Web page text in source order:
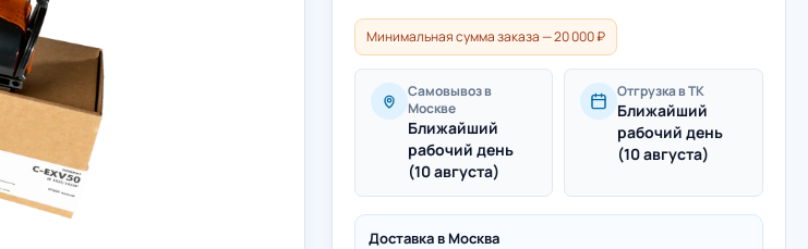
Минимальная сумма заказа — 20 000 ₽
Самовывоз в
Москве
Ближайший
рабочий день
(10 августа)
Отгрузка в ТК
Ближайший
рабочий день
(10 августа)
Доставка в Москва